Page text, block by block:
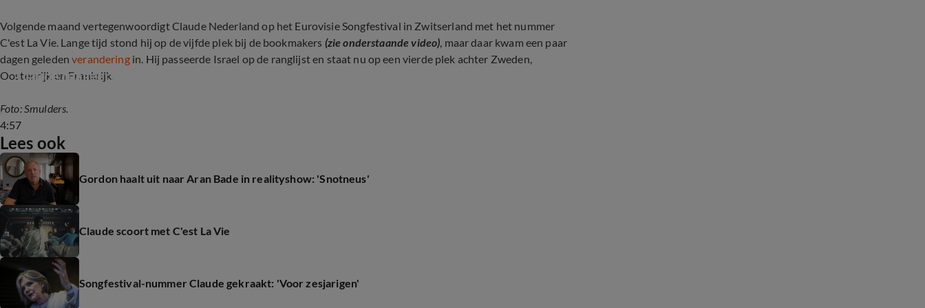
Volgende maand vertegenwoordigt Claude Nederland op het Eurovisie Songfestival in Zwitserland met het nummer
C'est La Vie. Lange tijd stond hij op de vijfde plek bij de bookmakers (zie onderstaande video), maar daar kwam een paar
dagen geledenverandering in. Hij passeerde Israel op de ranglijst en staat nu op een vierde plek achter Zweden,
Oostenrijk en Frankrijk.
4:57
Claude reageert op vijfde plek bij de bookmakers
Foto: Smulders.
Lees ook
Gordon haalt uit naar Aran Bade in realityshow: 'Snotneus'
Claude scoort met C'est La Vie
Songfestival-nummer Claude gekraakt: 'Voor zesjarigen'